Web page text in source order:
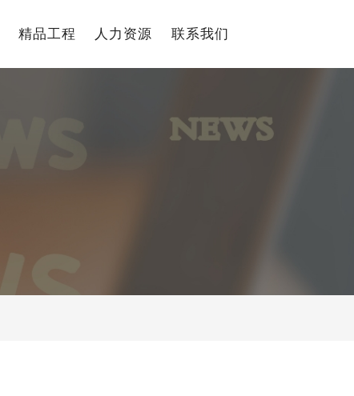
精品工程 人力资源 联系我们